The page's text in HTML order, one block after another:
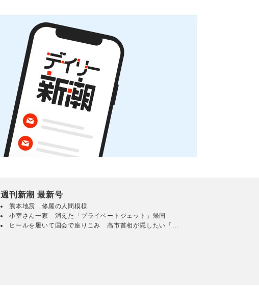
週刊新潮 最新号
熊本地震 修羅の人間模様
小室さん一家 消えた「プライベートジェット」帰国
ヒールを履いて国会で座りこみ 高市首相が隠したい「...